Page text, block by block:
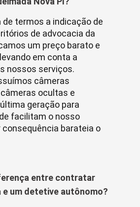
de termos a indicação de
de advocacia da
um preço barato e
em conta a
nossos serviços.
câmeras
ocultas e
geração para
facilitam o nosso
consequência barateia o
entre contratar
e um detetive autônomo?